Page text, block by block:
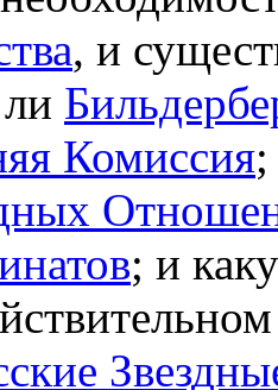
, и
Комиссия
; и